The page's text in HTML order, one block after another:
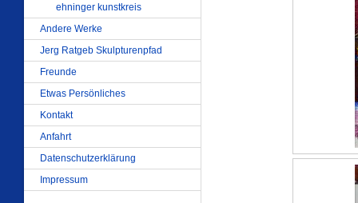
ehninger kunstkreis
Andere Werke
Jerg Ratgeb Skulpturenpfad
Freunde
Etwas Persönliches
Kontakt
Anfahrt
Datenschutzerklärung
Impressum